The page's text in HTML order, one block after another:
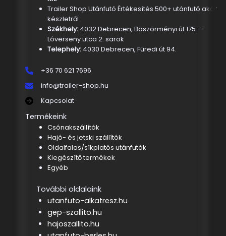
Trailer Shop Utánfutó Értékesítés 500+ utánfutó akár
készletről
Székhely: 4032 Debrecen, Böszörményi út 175. –
Lóverseny utca 2. sarok
Telephely:4030 Debrecen, Füredi út 94.
+36 70 621 7696
info@trailer-shop.hu
Kapcsolat
Termékeink
Csónakszállítók
Hajó- és jetski szállítók
Oldalfalas/síkplatós utánfutók
Kiegészítő termékek
Egyéb
További oldalaink
utanfuto-alkatresz.hu
gep-szallito.hu
hajoszallito.hu